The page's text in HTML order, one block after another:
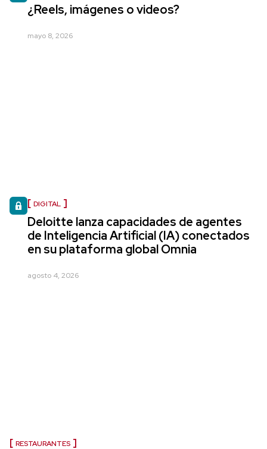
¿Reels, imágenes o videos?
mayo 8, 2026
DIGITAL
Deloitte lanza capacidades de agentes
de Inteligencia Artificial (IA) conectados
en su plataforma global Omnia
agosto 4, 2026
RESTAURANTES